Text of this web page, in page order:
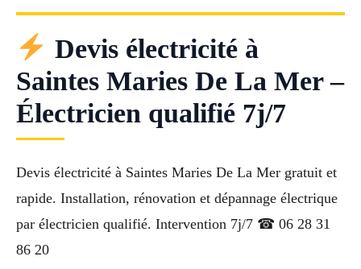
Devis électricité à
Saintes Maries De La Mer –
Électricien qualifié 7j/7
Devis électricité à Saintes Maries De La Mer gratuit et
rapide. Installation, rénovation et dépannage électrique
par électricien qualifié. Intervention 7j/7 ☎ 06 28 31
86 20